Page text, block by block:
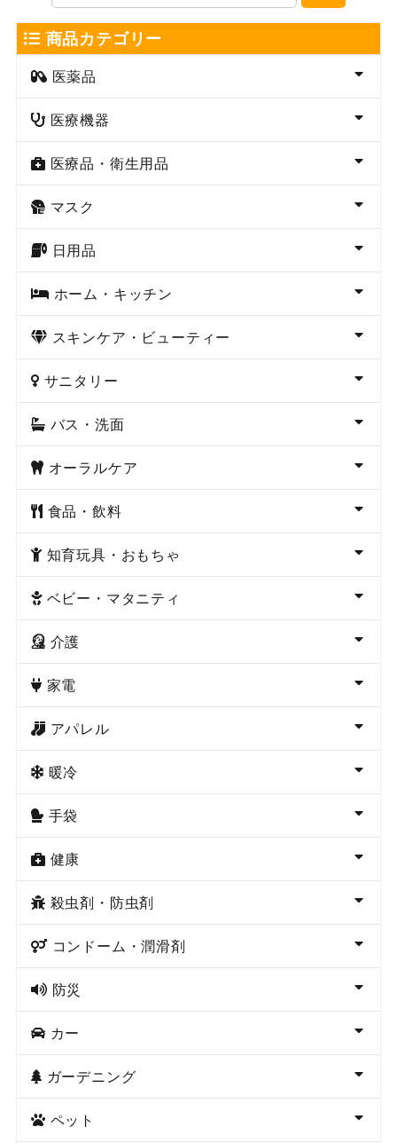
商品カテゴリー
医薬品
医療機器
医療品・衛生用品
マスク
日用品
ホーム・キッチン
スキンケア・ビューティー
サニタリー
バス・洗面
オーラルケア
食品・飲料
知育玩具・おもちゃ
ベビー・マタニティ
介護
家電
アパレル
暖冷
手袋
健康
殺虫剤・防虫剤
コンドーム・潤滑剤
防災
カー
ガーデニング
ペット